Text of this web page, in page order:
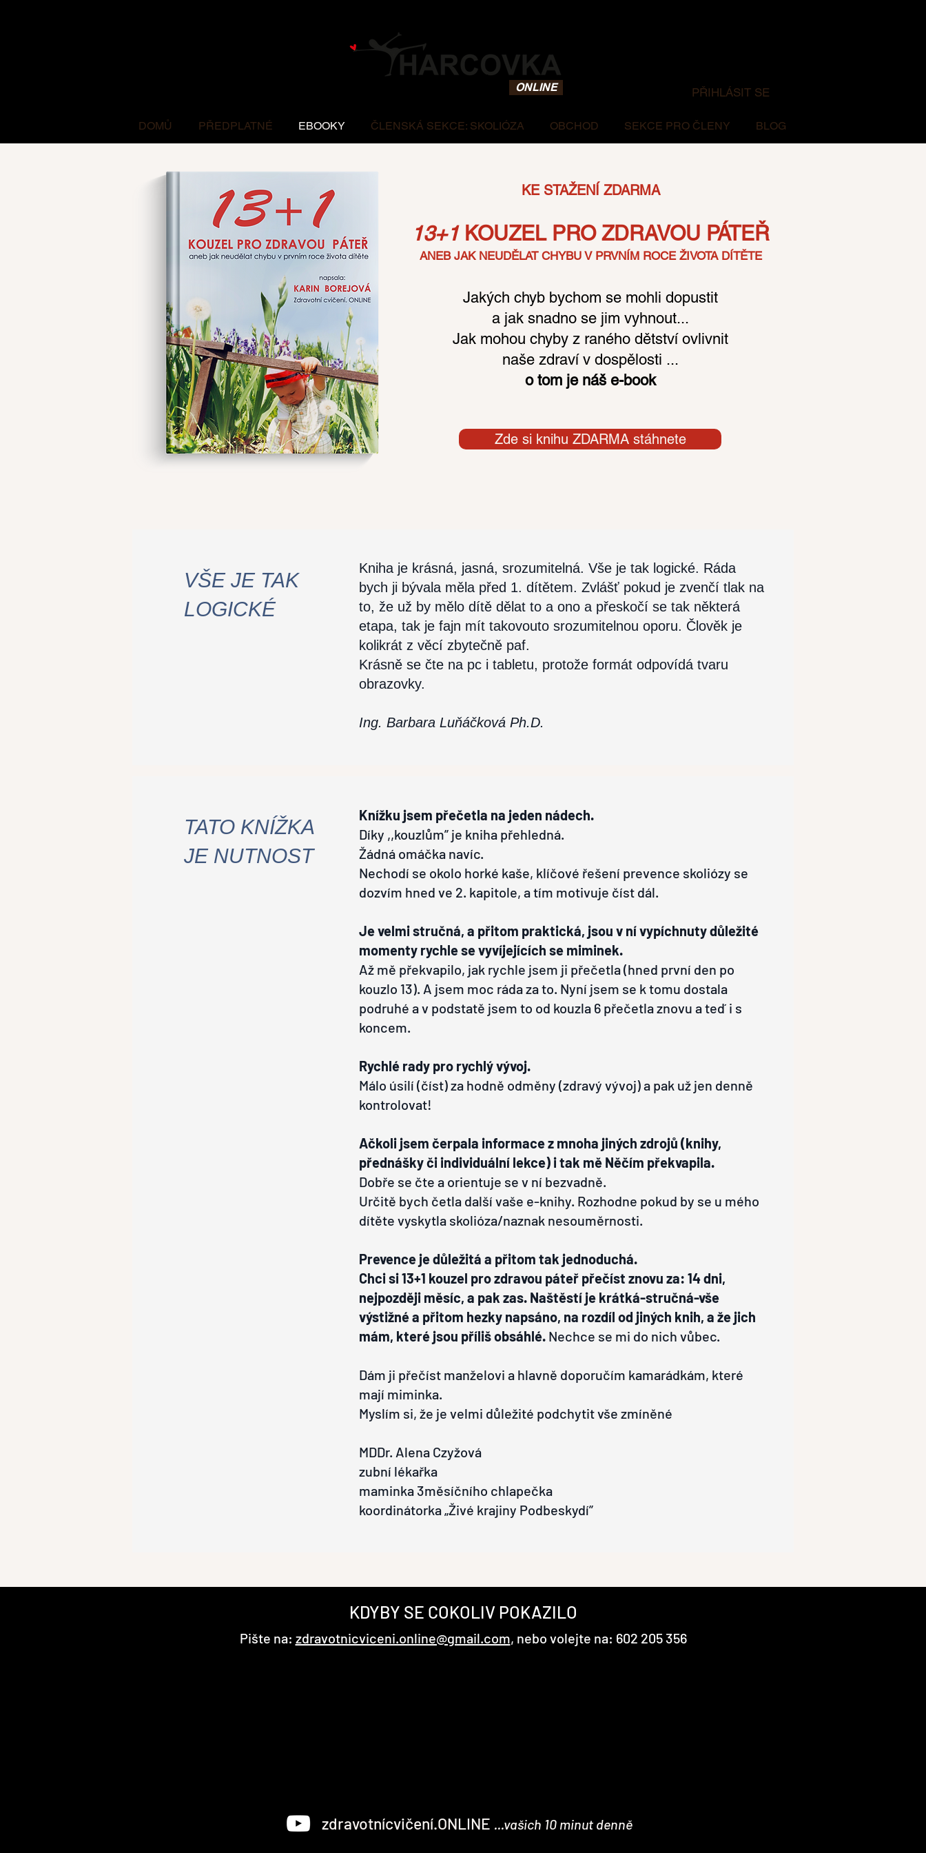
ONLINE PŘIHLÁSIT SE
DOMŮ PŘEDPLATNÉ EBOOKY ČLENSKÁ SEKCE: SKOLIÓZA OBCHOD SEKCE PRO ČLENY BLOG
KE STAŽENÍ ZDARMA
13+1KOUZEL PRO ZDRAVOU PÁTEŘ
ANEB JAK NEUDĚLAT CHYBU V PRVNÍM ROCE ŽIVOTA DÍTĚTE
Jakých chyb bychom se mohli dopustit
a jak snadno se jim vyhnout...
Jak mohou chyby z raného dětství ovlivnit
naše zdraví v dospělosti ...
o tom je náš e-book
Zde si knihu ZDARMA stáhnete
VŠE JE TAK
LOGICKÉ
Kniha je krásná, jasná, srozumitelná. Vše je tak logické. Ráda
bych ji bývala měla před 1. dítětem. Zvlášť pokud je zvenčí tlak na
to, že už by mělo dítě dělat to a ono a přeskočí se tak některá
etapa, tak je fajn mít takovouto srozumitelnou oporu. Člověk je
kolikrát z věcí zbytečně paf.
Krásně se čte na pc i tabletu, protože formát odpovídá tvaru
obrazovky.
Ing. Barbara Luňáčková Ph.D.
TATO KNÍŽKA
JE NUTNOST
Knížku jsem přečetla na jeden nádech.
Díky ,,kouzlům” je kniha přehledná.
Žádná omáčka navíc.
Nechodí se okolo horké kaše, klíčové řešení prevence skoliózy se
dozvím hned ve 2. kapitole, a tím motivuje číst dál.
Je velmi stručná, a přitom praktická, jsou v ní vypíchnuty důležité
momenty rychle se vyvíjejících se miminek.
Až mě překvapilo, jak rychle jsem ji přečetla (hned první den po
kouzlo 13). A jsem moc ráda za to. Nyní jsem se k tomu dostala
podruhé a v podstatě jsem to od kouzla 6 přečetla znovu a teď i s
koncem.
Rychlé rady pro rychlý vývoj.
Málo úsilí (číst) za hodně odměny (zdravý vývoj) a pak už jen denně
kontrolovat!
Ačkoli jsem čerpala informace z mnoha jiných zdrojů (knihy,
přednášky či individuální lekce) i tak mě Něčím překvapila.
Dobře se čte a orientuje se v ní bezvadně.
Určitě bych četla další vaše e-knihy. Rozhodne pokud by se u mého
dítěte vyskytla skolióza/naznak nesouměrnosti.
Prevence je důležitá a přitom tak jednoduchá.
Chci si 13+1 kouzel pro zdravou páteř přečíst znovu za: 14 dni,
nejpozději měsíc, a pak zas. Naštěstí je krátká-stručná-vše
výstižné a přitom hezky napsáno, na rozdíl od jiných knih, a že jich
mám, které jsou příliš obsáhlé. Nechce se mi do nich vůbec.
Dám ji přečíst manželovi a hlavně doporučím kamarádkám, které
mají miminka.
Myslím si, že je velmi důležité podchytit vše zmíněné
MDDr. Alena Czyžová
zubní lékařka
maminka 3měsíčního chlapečka
koordinátorka „Živé krajiny Podbeskydí”
KDYBY SE COKOLIV POKAZILO
Pište na: zdravotnicviceni.online@gmail.com, nebo volejte na: 602 205 356
zdravotnícvičení.ONLINE ...vašich 10 minut denně